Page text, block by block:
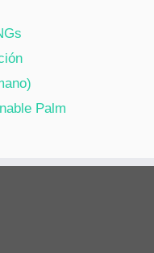
Palm